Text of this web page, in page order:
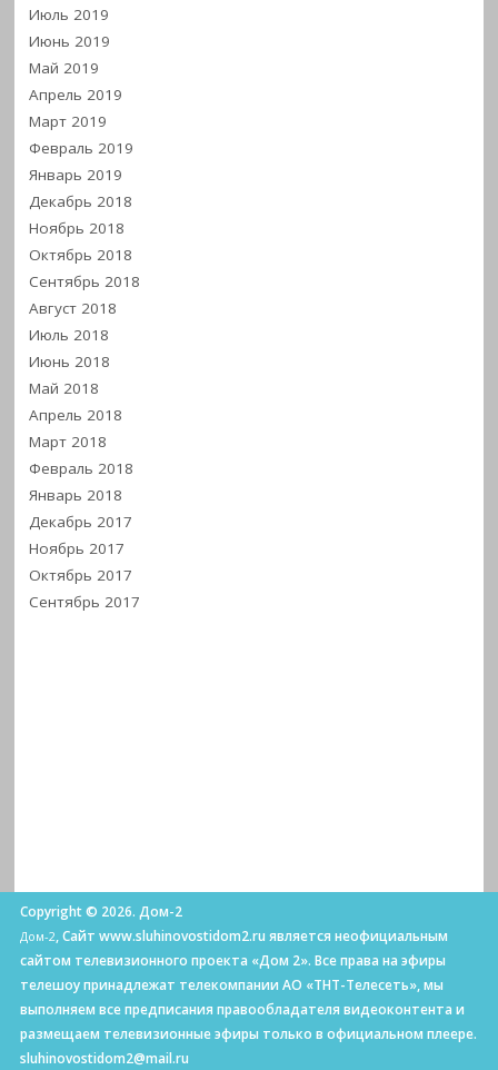
Июль 2019
Июнь 2019
Май 2019
Апрель 2019
Март 2019
Февраль 2019
Январь 2019
Декабрь 2018
Ноябрь 2018
Октябрь 2018
Сентябрь 2018
Август 2018
Июль 2018
Июнь 2018
Май 2018
Апрель 2018
Март 2018
Февраль 2018
Январь 2018
Декабрь 2017
Ноябрь 2017
Октябрь 2017
Сентябрь 2017
Copyright © 2026. Дом-2
Дом-2, Сайт www.sluhinovostidom2.ru является неофициальным
сайтом телевизионного проекта «Дом 2». Все права на эфиры
телешоу принадлежат телекомпании АО «ТНТ-Телесеть», мы
выполняем все предписания правообладателя видеоконтента и
размещаем телевизионные эфиры только в официальном плеере.
sluhinovostidom2@mail.ru